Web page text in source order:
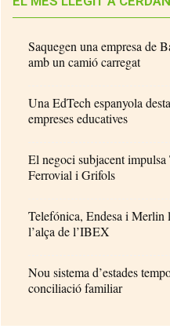
Saquegen una empresa de
amb un camió carregat
Una EdTech espanyola
empreses educatives
El negoci subjacent
Ferrovial i Grifols
Telefónica, Endesa i Merlin
l’alça de l’IBEX
Nou sistema d’estades
conciliació familiar